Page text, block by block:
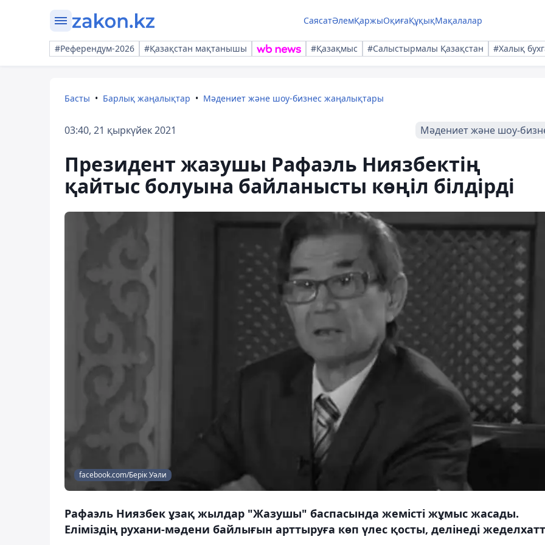
СаясатӘлемҚаржыОқиғаҚұқықМақалалар
#Референдум-2026 #Қазақстан мақтанышы #Қазақмыс #Салыстырмалы Қазақстан #Халық
Басты Барлық жаңалықтар Мәдениет және шоу-бизнес жаңалықтары
03:40, 21 қыркүйек 2021 Мәдениет және шоу-
Президент жазушы Рафаэль Ниязбектің
қайтыс болуына байланысты көңіл білдірді
facebook.com/Берік Уәли
Рафаэль Ниязбек ұзақ жылдар "Жазушы" баспасында жемісті жұмыс жасады.
Еліміздің рухани-мәдени байлығын арттыруға көп үлес қосты, делінеді